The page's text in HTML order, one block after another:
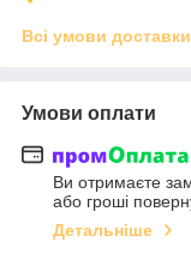
Всі умови доставки
Умови оплати
Ви отримаєте
або гроші
Детальніше